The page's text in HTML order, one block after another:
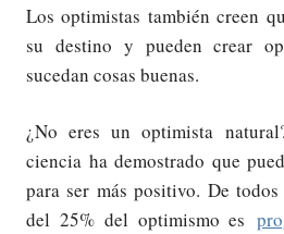
Los optimistas también creen
su destino y pueden crear
sucedan cosas buenas.
¿No eres un optimista
ciencia ha demostrado que
para ser más positivo. De
del 25% del optimismo es